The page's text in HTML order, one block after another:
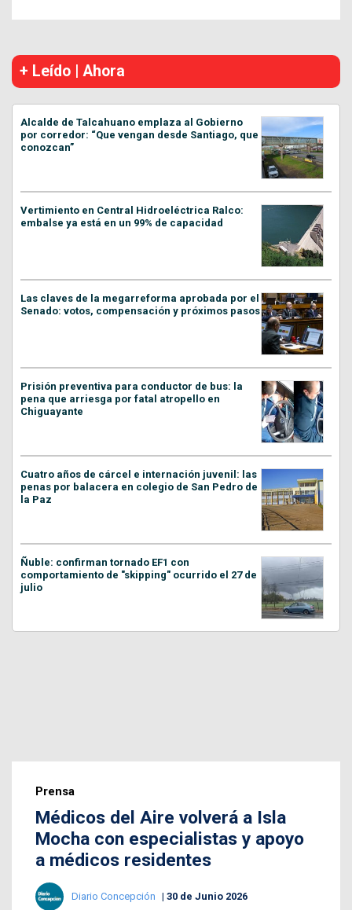
+ Leído | Ahora
Alcalde de Talcahuano emplaza al Gobierno
por corredor: “Que vengan desde Santiago, que
conozcan”
Vertimiento en Central Hidroeléctrica Ralco:
embalse ya está en un 99% de capacidad
Las claves de la megarreforma aprobada por el
Senado: votos, compensación y próximos pasos
Prisión preventiva para conductor de bus: la
pena que arriesga por fatal atropello en
Chiguayante
Cuatro años de cárcel e internación juvenil: las
penas por balacera en colegio de San Pedro de
la Paz
Ñuble: confirman tornado EF1 con
comportamiento de "skipping" ocurrido el 27 de
julio
Prensa
Médicos del Aire volverá a Isla
Mocha con especialistas y apoyo
a médicos residentes
Diario Concepción 30 de Junio 2026